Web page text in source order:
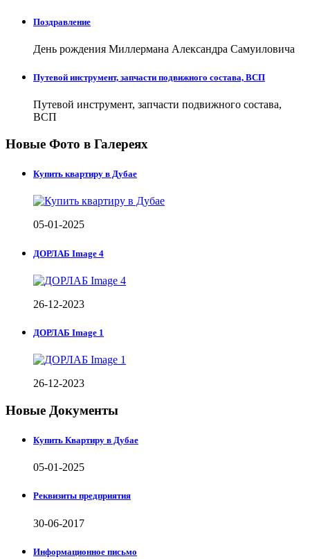
Поздравление
День рождения Миллермана Александра Самуиловича
Путевой инструмент, запчасти подвижного состава, ВСП
Путевой инструмент, запчасти подвижного состава,
ВСП
Новые Фото в Галереях
Купить квартиру в Дубае
05-01-2025
ДОРЛАБ Image 4
26-12-2023
ДОРЛАБ Image 1
26-12-2023
Новые Документы
Купить Квартиру в Дубае
05-01-2025
Реквизиты предприятия
30-06-2017
Информационное письмо